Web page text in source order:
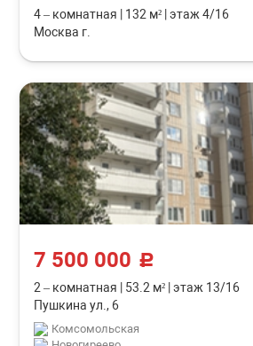
4 – комнатная 132 м² этаж 4/16
Москва г.
7 500 000 c
2 – комнатная 53.2 м² этаж 13/16
Пушкина ул., 6
Комсомольская